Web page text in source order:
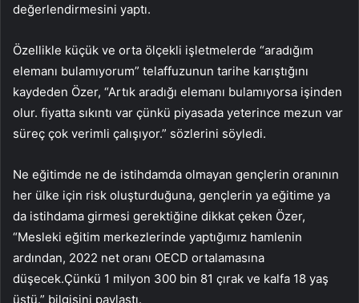
değerlendirmesini yaptı.
Özellikle küçük ve orta ölçekli işletmelerde “aradığım
elemanı bulamıyorum” telaffuzunun tarihe karıştığını
kaydeden Özer, “Artık aradığı elemanı bulamıyorsa işinden
olur. fiyatta sıkıntı var çünkü piyasada yeterince mezun var
süreç çok verimli çalışıyor.” sözlerini söyledi.
Ne eğitimde ne de istihdamda olmayan gençlerin oranının
her ülke için risk oluşturduğuna, gençlerin ya eğitime ya
da istihdama girmesi gerektiğine dikkat çeken Özer,
“Mesleki eğitim merkezlerinde yaptığımız hamlenin
ardından, 2022 net oranı OECD ortalamasına
düşecek.Çünkü 1 milyon 300 bin 81 çırak ve kalfa 18 yaş
üstü.” bilgisini paylaştı.